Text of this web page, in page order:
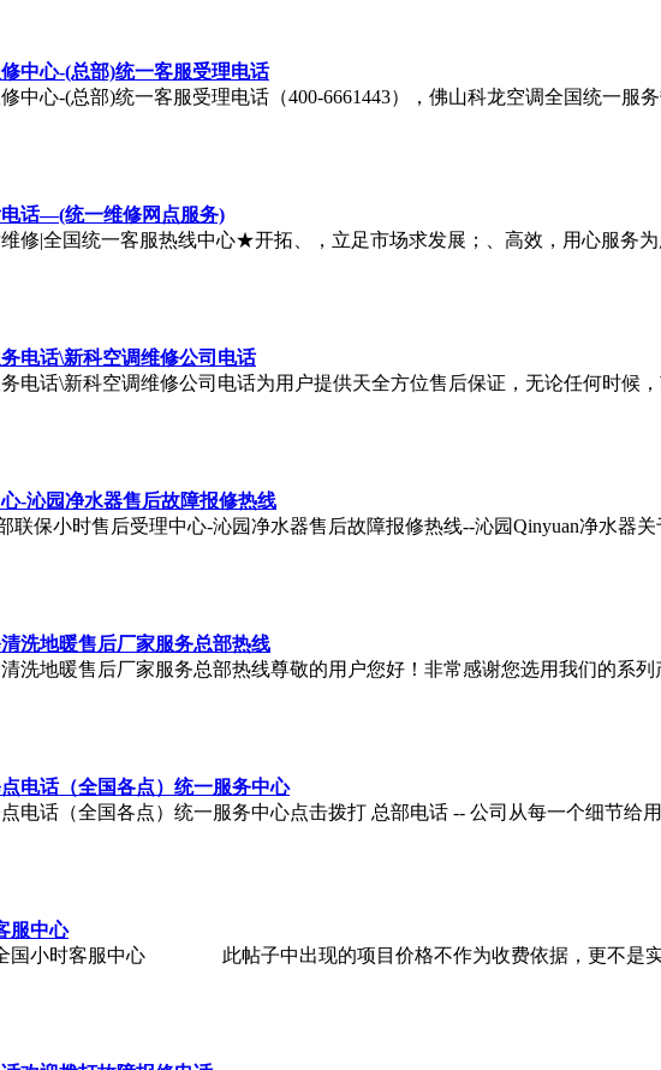
中心-(总部)统一客服受理电话
中心-(总部)统一客服受理电话（400-6661443），佛山科龙空调全国统一服
话—(统一维修网点服务)
修|全国统一客服热线中心★开拓、，立足市场求发展；、高效，用心服务
电话\新科空调维修公司电话
电话\新科空调维修公司电话为用户提供天全方位售后保证，无论任何时候
-沁园净水器售后故障报修热线
联保小时售后受理中心-沁园净水器售后故障报修热线--沁园Qinyuan净水器
洗地暖售后厂家服务总部热线
清洗地暖售后厂家服务总部热线尊敬的用户您好！非常感谢您选用我们的系
电话（全国各点）统一服务中心
电话（全国各点）统一服务中心点击拨打 总部电话 -- 公司从每一个细节给
服中心
小时客服中心 此帖子中出现的项目价格不作为收费依据，更不是实